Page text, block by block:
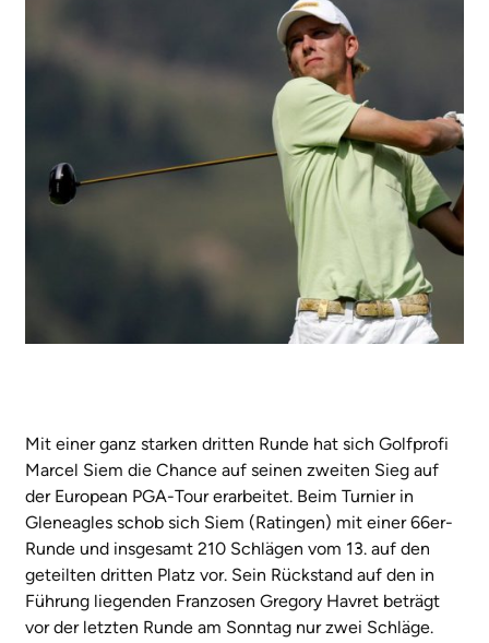
Mit einer ganz starken dritten Runde hat sich Golfprofi
Marcel Siem die Chance auf seinen zweiten Sieg auf
der European PGA-Tour erarbeitet. Beim Turnier in
Gleneagles schob sich Siem (Ratingen) mit einer 66er-
Runde und insgesamt 210 Schlägen vom 13. auf den
geteilten dritten Platz vor. Sein Rückstand auf den in
Führung liegenden Franzosen Gregory Havret beträgt
vor der letzten Runde am Sonntag nur zwei Schläge.